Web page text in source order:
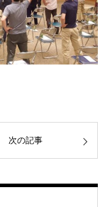
次の記事